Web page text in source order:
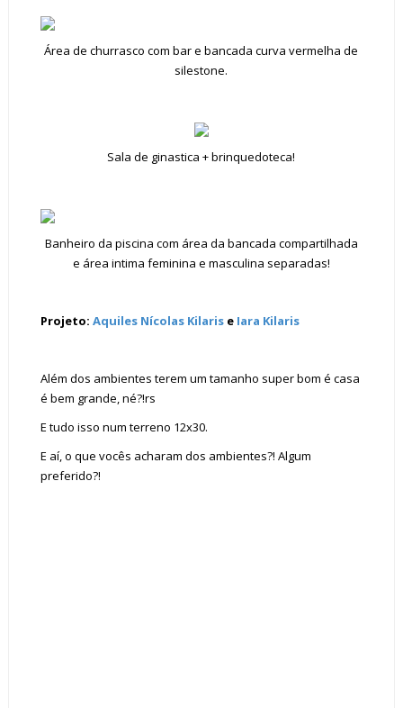
Área de churrasco com bar e bancada curva vermelha de
silestone.
Sala de ginastica + brinquedoteca!
Banheiro da piscina com área da bancada compartilhada
e área intima feminina e masculina separadas!
Projeto: Aquiles Nícolas KilariseIara Kilaris
Além dos ambientes terem um tamanho super bom é casa
é bem grande, né?!rs
E tudo isso num terreno 12x30.
E aí, o que vocês acharam dos ambientes?! Algum
preferido?!